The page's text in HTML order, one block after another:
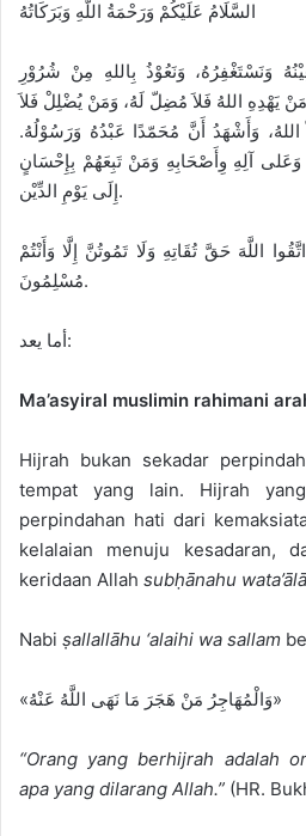
السَّلَامُ عَلَيْكُمْ وَرَحْمَةُ اللَّهِ وَبَرَكَاتُهُ
وَنَسْتَغْفِرُهُ، وَنَعُوْذُ بِاللهِ مِنْ شُرُوْرِ
يَهْدِهِ اللهُ فَلاَ مُضِلّ لَهُ، وَمَنْ يُضْلِلْ فَلاَ
اللهُ، وَأَشْهَدُ أَنَّ مُحَمّدًا عَبْدُهُ وَرَسُوْلُهُ.
آلِهِ وِأَصْحَابِهِ وَمَنْ تَبِعَهُمْ بِإِحْسَانٍ
إِلَى يَوْمِ الدِّيْن.
اللَّهَ حَقَّ تُقَاتِهِ وَلَا تَمُوتُنَّ إِلَّا وَأَنْتُمْ
مُسْلِمُونَ.
أما يعد:
Ma’asyiral muslimin rahimani
Hijrah bukan sekadar
tempat yang lain. Hijrah
perpindahan hati dari
kelalaian menuju kesadaran,
keridaan Allah subḥānahu wata’ālā
Nabi ṣallallāhu ‘alaihi wa sallam
«وَالْمُهَاجِرُ مَنْ هَجَرَ مَا نَهَى اللَّهُ عَنْهُ»
“Orang yang berhijrah adalah
apa yang dilarang Allah.” (HR.